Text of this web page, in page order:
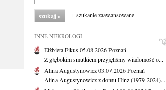
+ szukanie zaawansowane
INNE NEKROLOGI
Elżbieta Fikus05.08.2026Poznań
Z głębokim smutkiem przyjęliśmy wiadomość o...
Alina Augustynowicz03.07.2026Poznań
Alina Augustynowicz z domu Hinz (1979-2024)...